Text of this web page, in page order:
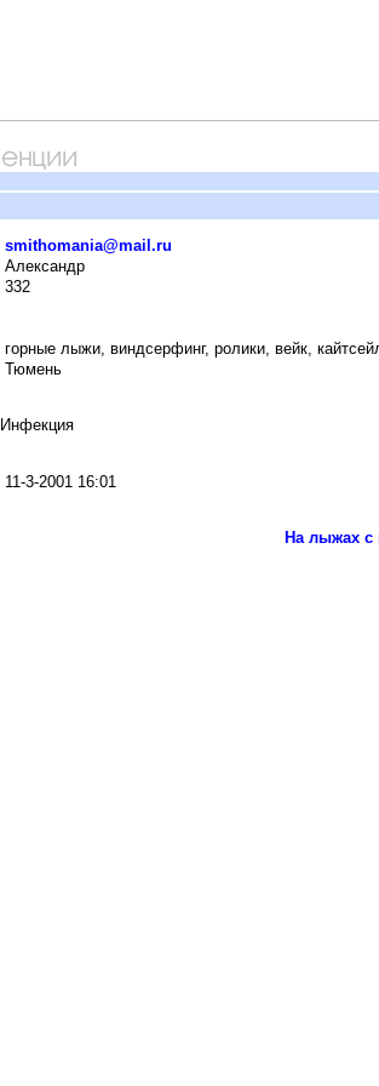
smithomania@mail.ru
Александр
332
горные лыжи, виндсерфинг, ролики, вейк,
Тюмень
Инфекция
11-3-2001 16:01
На лыжах с